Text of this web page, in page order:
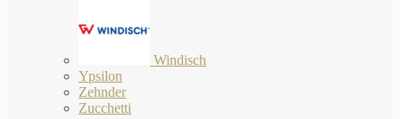
Windisch
Ypsilon
Zehnder
Zucchetti